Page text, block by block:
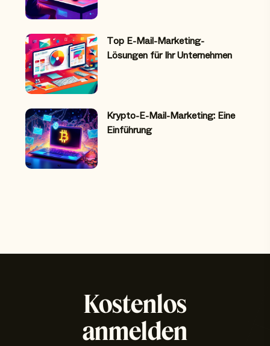
Top E-Mail-Marketing-
Lösungen für Ihr Unternehmen
Krypto-E-Mail-Marketing: Eine
Einführung
Kostenlos
anmelden